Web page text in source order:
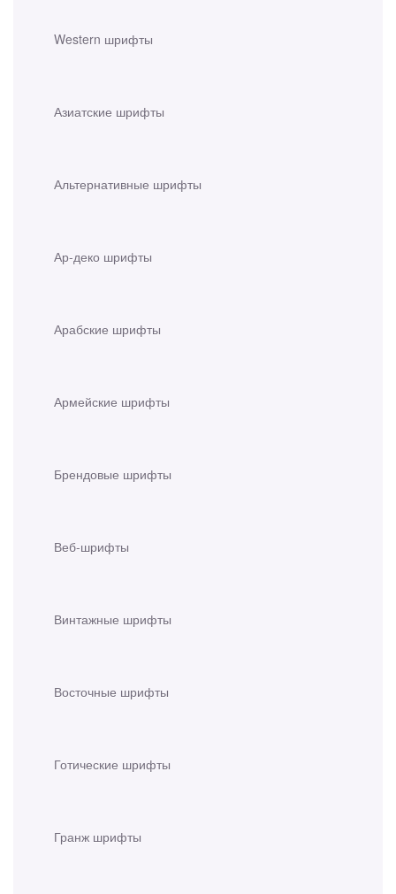
Western шрифты
Азиатские шрифты
Альтернативные шрифты
Ар-деко шрифты
Арабские шрифты
Армейские шрифты
Брендовые шрифты
Веб-шрифты
Винтажные шрифты
Восточные шрифты
Готические шрифты
Гранж шрифты